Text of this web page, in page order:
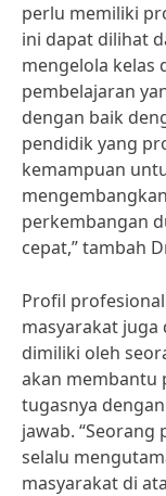
perlu memiliki
ini dapat dilihat
mengelola kelas
pembelajaran
dengan baik
pendidik yang
kemampuan
perkembangan
cepat,” tambah
Profil
masyarakat
dimiliki oleh
akan membantu
tugasnya
jawab.
selalu
masyarakat di